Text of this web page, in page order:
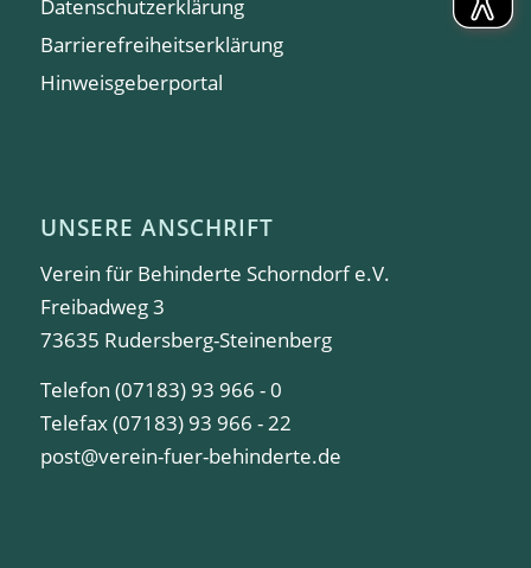
Datenschutzerklärung
Barrierefreiheitserklärung
Hinweisgeberportal
UNSERE ANSCHRIFT
Verein für Behinderte Schorndorf e.V.
Freibadweg 3
73635 Rudersberg-Steinenberg
Telefon (07183) 93 966 - 0
Telefax (07183) 93 966 - 22
post@verein-fuer-behinderte.de